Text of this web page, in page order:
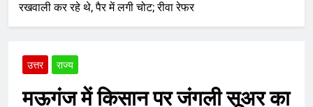
रखवाली कर रहे थे, पैर में लगी चोट; रीवा रेफर
उत्तर राज्य
मऊगंज में किसान पर जंगली सूअर का